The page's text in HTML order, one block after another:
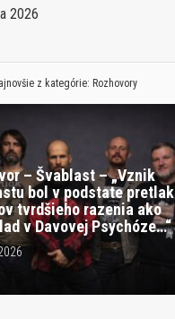
2026
z kategórie: Rozhovory
– Švablast – „Vznik
bol v podstate pretlak
tvrdšieho razenia ako
v Davovej Psychóze…“